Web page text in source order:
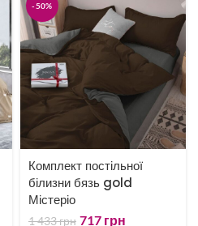
-50%
Комплект постільної
білизни бязь gold
Містеріо
1 433грн 717 грн